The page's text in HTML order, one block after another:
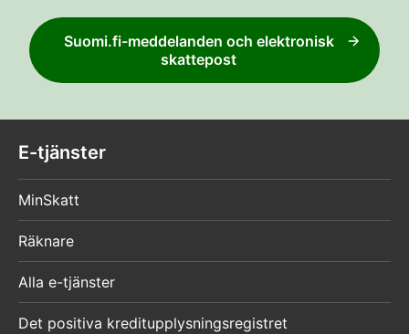
Suomi.fi-meddelanden och elektronisk
skattepost
E-tjänster
MinSkatt
Räknare
Alla e-tjänster
Det positiva kreditupplysningsregistret